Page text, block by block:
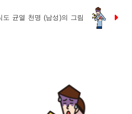
도 균열 천명 (남성)의 그림